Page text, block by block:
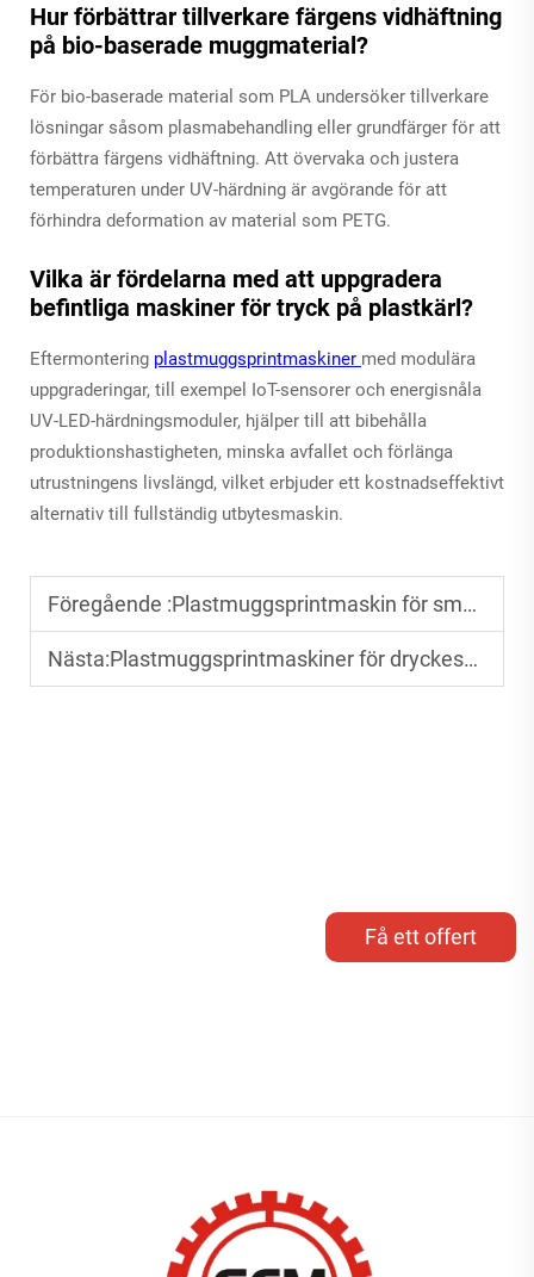
Hur förbättrar tillverkare färgens vidhäftning
på bio-baserade muggmaterial?
För bio-baserade material som PLA undersöker tillverkare
lösningar såsom plasma­behandling eller grundfärger för att
förbättra färgens vidhäftning. Att övervaka och justera
temperaturen under UV-härdning är avgörande för att
förhindra deformation av material som PETG.
Vilka är fördelarna med att uppgradera
befintliga maskiner för tryck på plastkärl?
Eftermontering plastmuggsprintmaskiner med modulära
uppgraderingar, till exempel IoT-sensorer och energisnåla
UV-LED-härdningsmoduler, hjälper till att bibehålla
produktionshastigheten, minska avfallet och förlänga
utrustningens livslängd, vilket erbjuder ett kostnadseffektivt
alternativ till fullständig utbytesmaskin.
Föregående :Plastmuggsprintmaskin för småföretag: Möjligheter och fördelar
Nästa:Plastmuggsprintmaskiner för dryckesvarumärken: Förstärker varumärkesbyggnad
Få ett offert